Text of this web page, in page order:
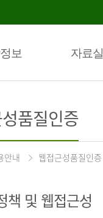
보 자료실
품질인증
안내 웹접근성품질인증
책 및 웹접근성